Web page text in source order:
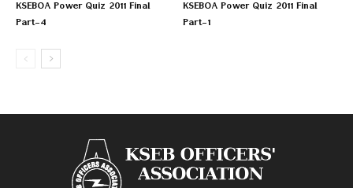
KSEBOA Power Quiz 2011 Final
Part-4
KSEBOA Power Quiz 2011 Final
Part-1